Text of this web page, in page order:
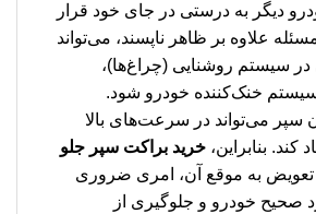
دیگر به درستی در جای خود قرار
علاوه بر ظاهر ناپسند، می‌تواند
در سیستم روشنایی (چراغ‌ها)،
خنک‌کننده خودرو شود.
می‌تواند در سرعت‌های بالا
کند. بنابراین، خرید براکت سپر جلو
تعویض به موقع آن، امری ضروری
صحیح خودرو و جلوگیری از